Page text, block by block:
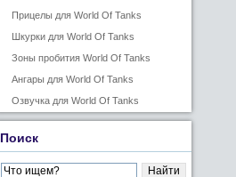
Прицелы для World Of Tanks
Шкурки для World Of Tanks
Зоны пробития World Of Tanks
Ангары для World Of Tanks
Озвучка для World Of Tanks
Поиск